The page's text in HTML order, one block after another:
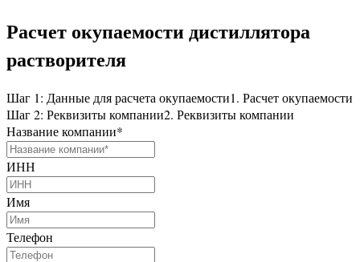
Расчет окупаемости дистиллятора
растворителя
Шаг 1: Данные для расчета окупаемости1. Расчет окупаемости
Шаг 2: Реквизиты компании2. Реквизиты компании
Название компании*
ИНН
Имя
Телефон